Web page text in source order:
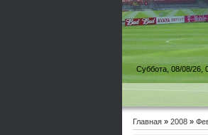
Суббота, 08/08/26,
Главная » 2008 »